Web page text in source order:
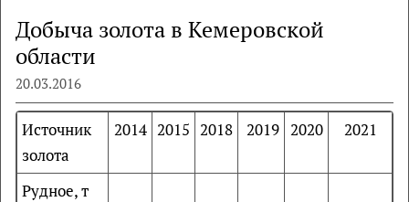
Добыча золота в Кемеровской
области
20.03.2016
Источник
золота
2014 2015 2018 2019 2020 2021
Рудное, т